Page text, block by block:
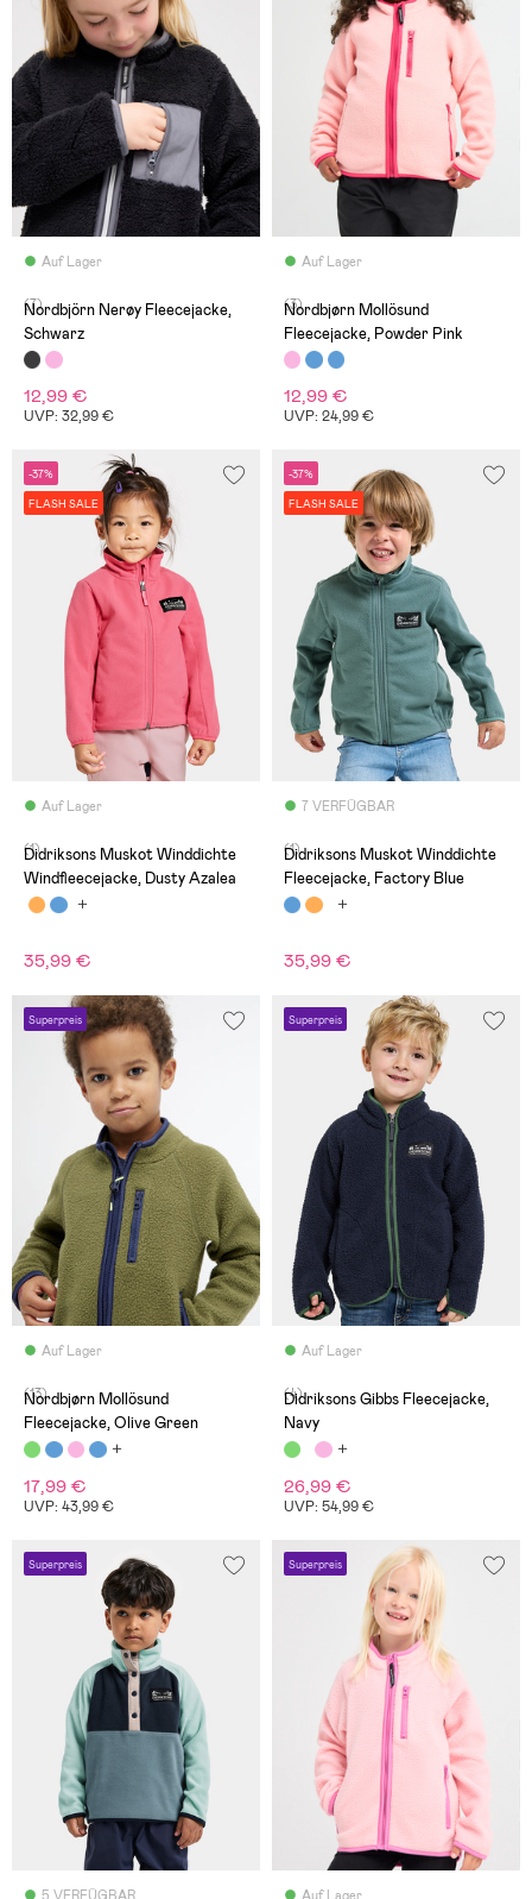
Auf Lager
(7)
Nordbjörn Nerøy Fleecejacke,
Schwarz
12,99 €
UVP: 32,99 €
Auf Lager
(3)
Nordbjørn Mollösund
Fleecejacke, Powder Pink
12,99 €
UVP: 24,99 €
-37%
FLASH SALE
Auf Lager
(1)
Didriksons Muskot Winddichte
Windfleecejacke, Dusty Azalea
35,99 €
-37%
FLASH SALE
7 VERFÜGBAR
(1)
Didriksons Muskot Winddichte
Fleecejacke, Factory Blue
35,99 €
Superpreis
Auf Lager
(13)
Nordbjørn Mollösund
Fleecejacke, Olive Green
17,99 €
UVP: 43,99 €
Superpreis
Auf Lager
(4)
Didriksons Gibbs Fleecejacke,
Navy
26,99 €
UVP: 54,99 €
Superpreis Superpreis